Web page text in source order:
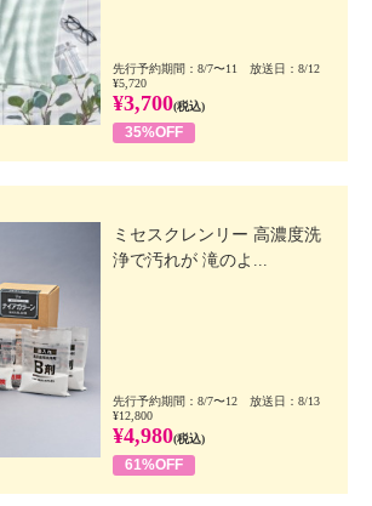
先行予約期間：8/7〜11 放送日：8/12
¥5,720
¥3,700(税込)
35%OFF
ミセスクレンリー 高濃度洗
浄で汚れが 滝のよ...
先行予約期間：8/7〜12 放送日：8/13
¥12,800
¥4,980(税込)
61%OFF